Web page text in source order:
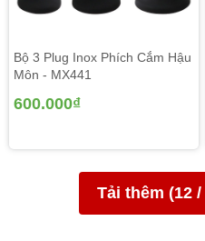
Bộ 3 Plug Inox Phích Cắm Hậu
Môn - MX441
600.000₫
Tải thêm (12/